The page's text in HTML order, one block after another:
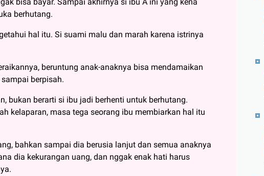
berhutang.
hal itu. Si suami malu dan marah karena istrinya
beruntung anak-anaknya bisa mendamaikan
berpisah.
bukan berarti si ibu jadi berhenti untuk berhutang.
kelaparan, masa tega seorang ibu membiarkan hal itu
bahkan sampai dia berusia lanjut dan semua anaknya
dia kekurangan uang, dan nggak enak hati harus